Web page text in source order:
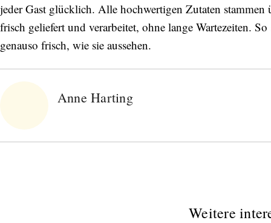
jeder Gast glücklich. Alle hochwertigen Zutaten
frisch geliefert und verarbeitet, ohne lange Wartezeiten.
genauso frisch, wie sie aussehen.
Anne Harting
Weitere